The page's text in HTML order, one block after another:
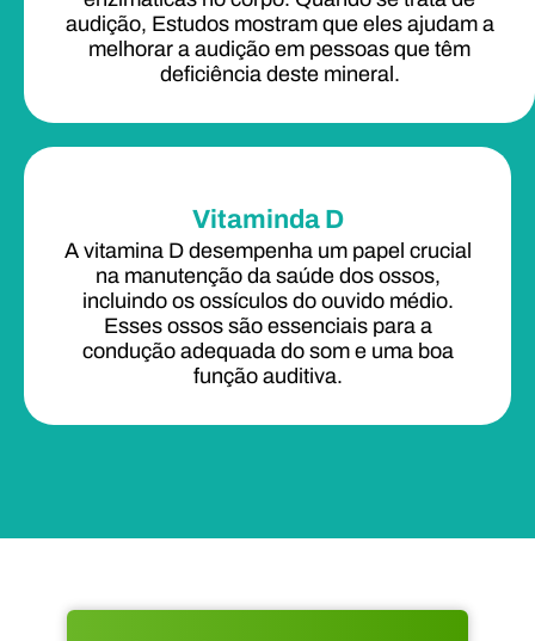
audição, Estudos mostram que eles ajudam a
melhorar a audição em pessoas que têm
deficiência deste mineral.
Vitaminda D
A vitamina D desempenha um papel crucial
na manutenção da saúde dos ossos,
incluindo os ossículos do ouvido médio.
Esses ossos são essenciais para a
condução adequada do som e uma boa
função auditiva.